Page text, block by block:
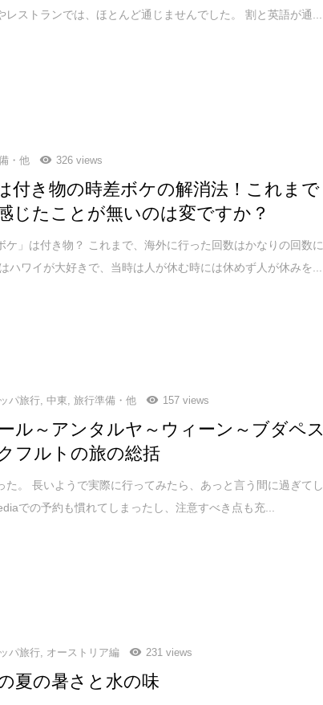
レストランでは、ほとんど通じませんでした。 割と英語が通...
・他 326 views
付き物の時差ボケの解消法！これまで
じたことが無いのは変ですか？
ケ」は付き物？ これまで、海外に行った回数はかなりの回数に
ハワイが大好きで、当時は人が休む時には休めず人が休みを...
パ旅行 ,中東 ,旅行準備・他 157 views
ル～アンタルヤ～ウィーン～ブダペス
フルトの旅の総括
た。 長いようで実際に行ってみたら、あっと言う間に過ぎてし
での予約も慣れてしまったし、注意すべき点も充...
パ旅行, オーストリア編 231 views
夏の暑さと水の味